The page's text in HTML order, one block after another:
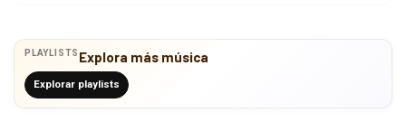
PLAYLISTS Explora más música
Explorar playlists